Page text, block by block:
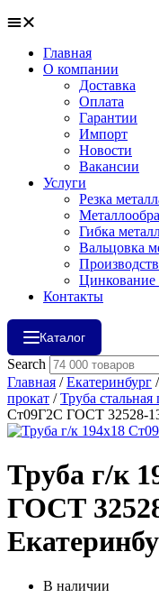
Главная
О компании
Доставка
Оплата
Гарантии
Импорт
Новости
Вакансии
Услуги
Резка
Гибка
Вальцовка
Цинкование
Контакты
Каталог
Search
Главная /Екатеринбург /
прокат /Труба стальная
Ст09Г2С ГОСТ 32528-
Труба г/к
ГОСТ
В наличии